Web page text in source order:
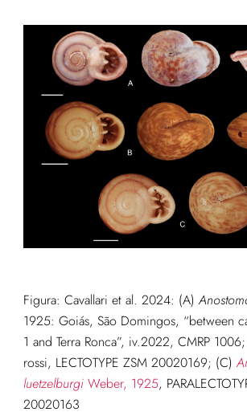
Figura: Cavallari et al. 2024: (A)
1925: Goiás, São Domingos, “between
1 and Terra Ronca”, iv.2022, CMRP
rossi, LECTOTYPE ZSM 20020169; (C)
luetzelburgiWeber, 1925,
20020163